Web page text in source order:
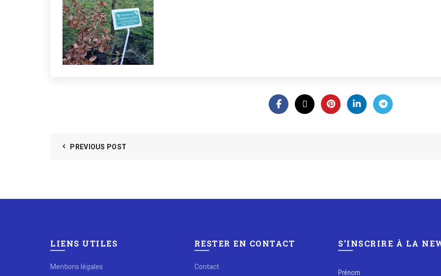
PREVIOUS POST
LIENS UTILES
Mentions légales
RESTER EN CONTACT
Contact
S’INSCRIRE À LA